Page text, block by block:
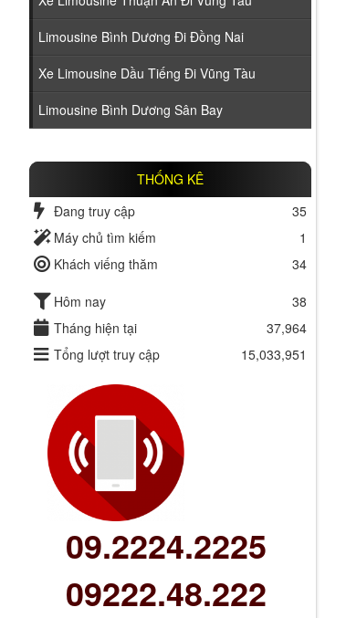
Limousine Bình Dương Đi Đồng Nai
Xe Limousine Dầu Tiếng Đi Vũng Tàu
Limousine Bình Dương Sân Bay
THỐNG KÊ
Đang truy cập
35
Máy chủ tìm kiếm
1
Khách viếng thăm
34
Hôm nay
38
Tháng hiện tại
37,964
Tổng lượt truy cập
15,033,951
09.2224.2225
09222.48.222